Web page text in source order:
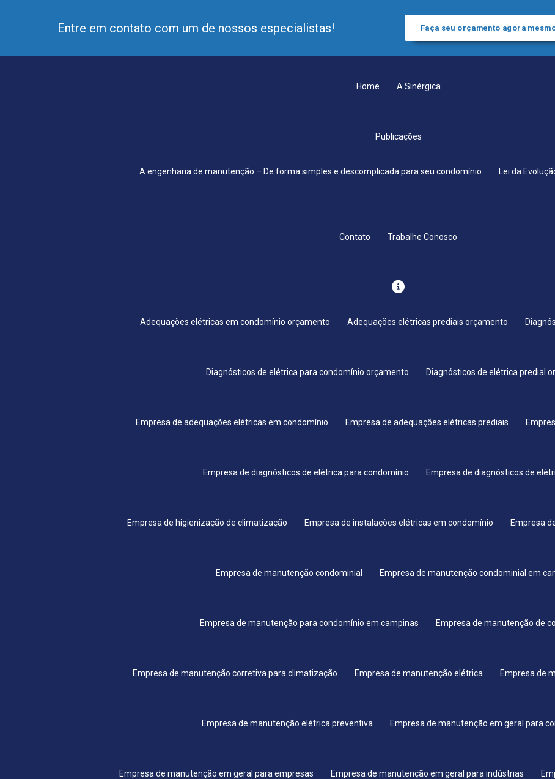
Entre em contato com um de nossos especialistas! Faça seu orçamento agora
Home A Sinérgica
Publicações
A engenharia de manutenção – De forma simples e descomplicada para seu condomínio Lei da
Contato Trabalhe Conosco
Adequações elétricas em condomínio orçamento Adequações elétricas prediais orçamento
Diagnósticos de elétrica para condomínio orçamento Diagnósticos de elétrica predial
Empresa de adequações elétricas em condomínio Empresa de adequações elétricas prediais
Empresa de diagnósticos de elétrica para condomínio Empresa de diagnósticos de
Empresa de higienização de climatização Empresa de instalações elétricas em condomínio Empresa
Empresa de manutenção condominial Empresa de manutenção condominial em
Empresa de manutenção para condomínio em campinas Empresa de manutenção de
Empresa de manutenção corretiva para climatização Empresa de manutenção elétrica Empresa de
Empresa de manutenção elétrica preventiva Empresa de manutenção em geral para
Empresa de manutenção em geral para empresas Empresa de manutenção em geral para indústrias